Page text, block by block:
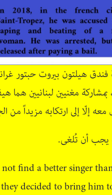
فندق هيلتون بيروت حبتور
بمشاركة مغنيين لبنانيين
إلّا إلى ارتكابه مزيداً من
يجب أن تُلغى.
find a better singer
decided to bring him